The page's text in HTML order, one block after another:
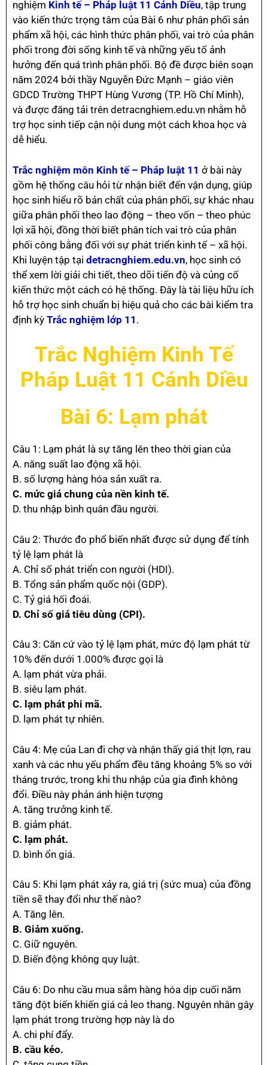
nghiệm Kinh tế – Pháp luật 11 Cánh Diều, tập trung
vào kiến thức trọng tâm của Bài 6 như phân phối sản
phẩm xã hội, các hình thức phân phối, vai trò của phân
phối trong đời sống kinh tế và những yếu tố ảnh
hưởng đến quá trình phân phối. Bộ đề được biên soạn
năm 2024 bởi thầy Nguyễn Đức Mạnh – giáo viên
GDCD Trường THPT Hùng Vương (TP. Hồ Chí Minh),
và được đăng tải trên detracnghiem.edu.vn nhằm hỗ
trợ học sinh tiếp cận nội dung một cách khoa học và
dễ hiểu.
Trắc nghiệm môn Kinh tế – Pháp luật 11 ở bài này
gồm hệ thống câu hỏi từ nhận biết đến vận dụng, giúp
học sinh hiểu rõ bản chất của phân phối, sự khác nhau
giữa phân phối theo lao động – theo vốn – theo phúc
lợi xã hội, đồng thời biết phân tích vai trò của phân
phối công bằng đối với sự phát triển kinh tế – xã hội.
Khi luyện tập tại detracnghiem.edu.vn, học sinh có
thể xem lời giải chi tiết, theo dõi tiến độ và củng cố
kiến thức một cách có hệ thống. Đây là tài liệu hữu ích
hỗ trợ học sinh chuẩn bị hiệu quả cho các bài kiểm tra
định kỳ Trắc nghiệm lớp 11 .
Trắc Nghiệm Kinh Tế
Pháp Luật 11 Cánh Diều
Bài 6: Lạm phát
Câu 1: Lạm phát là sự tăng lên theo thời gian của
A. năng suất lao động xã hội.
B. số lượng hàng hóa sản xuất ra.
C. mức giá chung của nền kinh tế.
D. thu nhập bình quân đầu người.
Câu 2: Thước đo phổ biến nhất được sử dụng để tính
tỷ lệ lạm phát là
A. Chỉ số phát triển con người (HDI).
B. Tổng sản phẩm quốc nội (GDP).
C. Tỷ giá hối đoái.
D. Chỉ số giá tiêu dùng (CPI).
Câu 3: Căn cứ vào tỷ lệ lạm phát, mức độ lạm phát từ
10% đến dưới 1.000% được gọi là
A. lạm phát vừa phải.
B. siêu lạm phát.
C. lạm phát phi mã.
D. lạm phát tự nhiên.
Câu 4: Mẹ của Lan đi chợ và nhận thấy giá thịt lợn, rau
xanh và các nhu yếu phẩm đều tăng khoảng 5% so với
tháng trước, trong khi thu nhập của gia đình không
đổi. Điều này phản ánh hiện tượng
A. tăng trưởng kinh tế.
B. giảm phát.
C. lạm phát.
D. bình ổn giá.
Câu 5: Khi lạm phát xảy ra, giá trị (sức mua) của đồng
tiền sẽ thay đổi như thế nào?
A. Tăng lên.
B. Giảm xuống.
C. Giữ nguyên.
D. Biến động không quy luật.
Câu 6: Do nhu cầu mua sắm hàng hóa dịp cuối năm
tăng đột biến khiến giá cả leo thang. Nguyên nhân gây
lạm phát trong trường hợp này là do
A. chi phí đẩy.
B. cầu kéo.